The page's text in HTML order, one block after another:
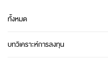
ทั้งหมด
บทวิเคราะห์การลงทุน